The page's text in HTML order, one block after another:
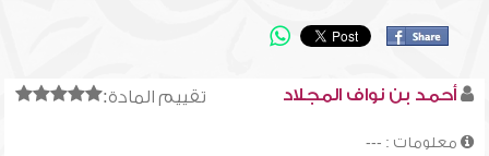
تقييم المادة: أحمد بن نواف المجلاد
معلومات : ---